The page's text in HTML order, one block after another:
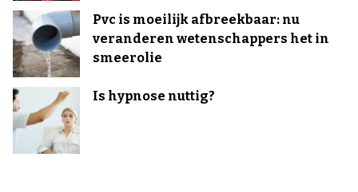
Pvc is moeilijk afbreekbaar: nu
veranderen wetenschappers het in
smeerolie
Is hypnose nuttig?